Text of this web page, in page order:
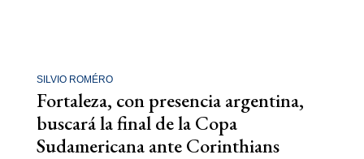
SILVIO ROMÉRO
Fortaleza, con presencia argentina,
buscará la final de la Copa
Sudamericana ante Corinthians